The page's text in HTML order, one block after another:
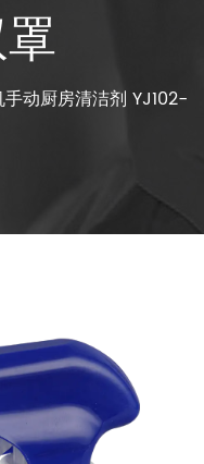
动厨房清洁剂 YJ102-